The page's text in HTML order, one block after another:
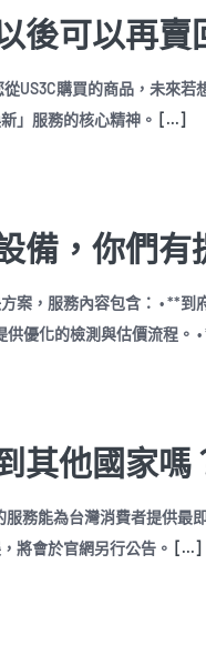
後可以再賣
US3C購買的商品，未來
」服務的核心精神。 [...]
備，你們有
案，服務內容包含： • **
優化的檢測與估價流程。
其他國家嗎
務能為台灣消費者提供
將會於官網另行公告。 [...]